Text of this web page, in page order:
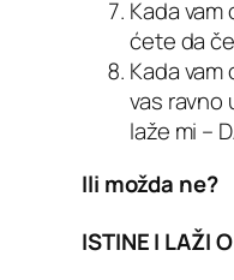
Kada
ćete da
Kada
vas ravno
laže mi –
Ili možda ne?
ISTINE I LAŽI